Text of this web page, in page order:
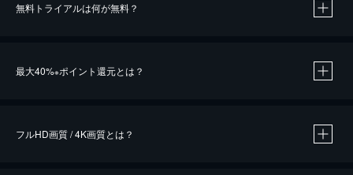
無料トライアルは何が無料？
最大40%※ポイント還元とは？
フルHD画質 / 4K画質とは？